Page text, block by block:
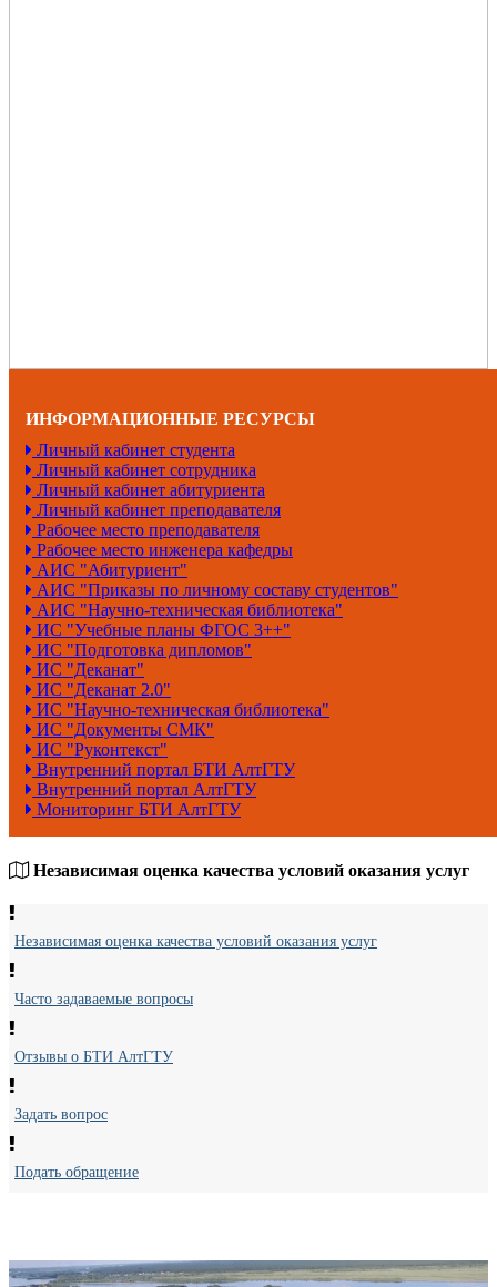
ИНФОРМАЦИОННЫЕ РЕСУРСЫ
Личный кабинет студента
Личный кабинет сотрудника
Личный кабинет абитуриента
Личный кабинет преподавателя
Рабочее место преподавателя
Рабочее место инженера кафедры
АИС "Абитуриент"
АИС "Приказы по личному составу студентов"
АИС "Научно-техническая библиотека"
ИС "Учебные планы ФГОС 3++"
ИС "Подготовка дипломов"
ИС "Деканат"
ИС "Деканат 2.0"
ИС "Научно-техническая библиотека"
ИС "Документы СМК"
ИС "Руконтекст"
Внутренний портал БТИ АлтГТУ
Внутренний портал АлтГТУ
Мониторинг БТИ АлтГТУ
Независимая оценка качества условий оказания услуг
Независимая оценка качества условий оказания услуг
Часто задаваемые вопросы
Отзывы о БТИ АлтГТУ
Задать вопрос
Подать обращение